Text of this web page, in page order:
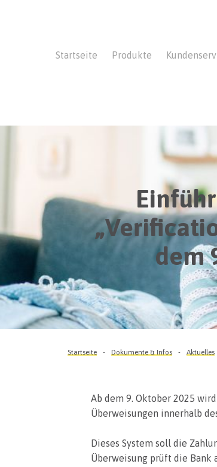
Startseite Produkte
dem
Startseite Dokumente & Infos Aktuelles
Ab dem 9. Oktober 2025
Überweisungen innerhalb
Dieses System soll die
Überweisung prüft die Bank